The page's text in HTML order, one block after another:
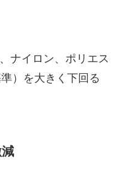
ナイロン、ポリエス
）を大きく下回る